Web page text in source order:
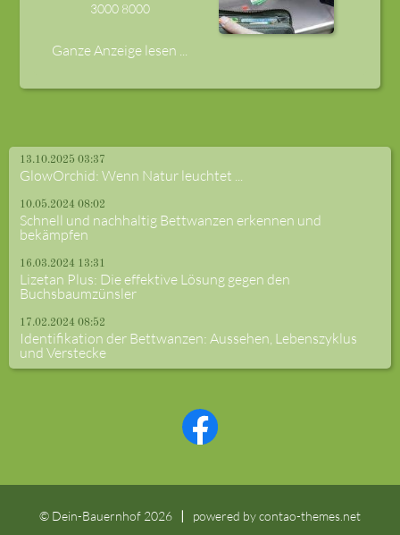
3000 8000
Ganze Anzeige lesen ...
13.10.2025 03:37
GlowOrchid: Wenn Natur leuchtet ...
10.05.2024 08:02
Schnell und nachhaltig Bettwanzen erkennen und
bekämpfen
16.03.2024 13:31
Lizetan Plus: Die effektive Lösung gegen den
Buchsbaumzünsler
17.02.2024 08:52
Identifikation der Bettwanzen: Aussehen, Lebenszyklus
und Verstecke
© Dein-Bauernhof 2026 powered bycontao-themes.net